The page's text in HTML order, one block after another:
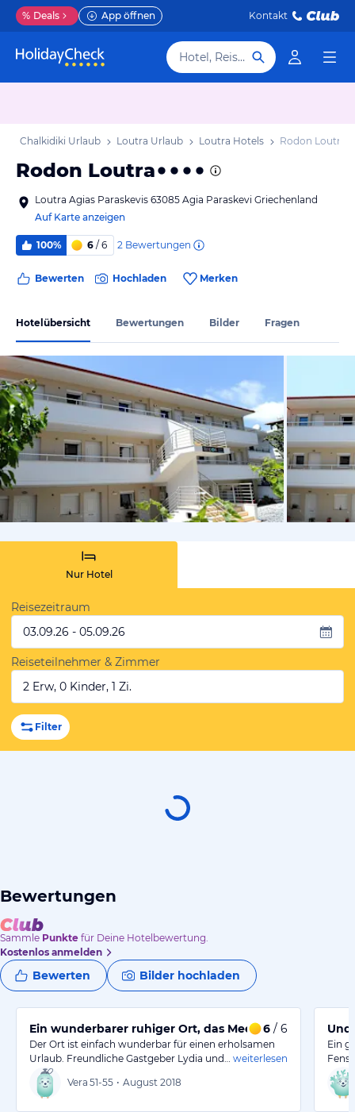
% Deals App öffnen Kontakt
Hotel, Reiseziel
Chalkidiki Urlaub Loutra Urlaub Loutra Hotels Rodon Loutra
Rodon Loutra
Loutra Agias Paraskevis 63085 Agia Paraskevi Griechenland
Auf Karte anzeigen
100% 6 / 6 2 Bewertungen
Bewerten Hochladen Merken
Hotelübersicht Bewertungen Bilder Fragen
von
Nur Hotel
Reisezeitraum
03.09.26 - 05.09.26
Reiseteilnehmer & Zimmer
2 Erw, 0 Kinder, 1 Zi.
Filter
Bewertungen
Sammle Punkte für Deine Hotelbewertung.
Kostenlos anmelden
Bewerten Bilder hochladen
Ein wunderbarer ruhiger Ort, das Meer und das Spa.
6 / 6
Der Ort ist einfach wunderbar für einen erholsamen
Urlaub. Freundliche Gastgeber Lydia und…
weiterlesen
Vera 51-55 • August 2018
Und
Ein